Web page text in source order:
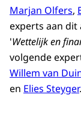
Marjan Olfers,
experts aan
'Wettelijk en
volgende
Willem van
en Elies Steyger.